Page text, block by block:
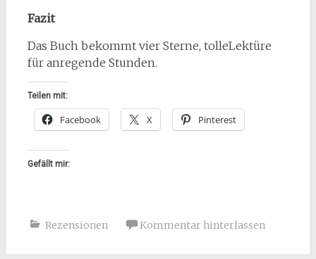
Fazit
Das Buch bekommt vier Sterne, tolleLektüre
für anregende Stunden.
Teilen mit:
Facebook X Pinterest
Gefällt mir:
Rezensionen Kommentar hinterlassen